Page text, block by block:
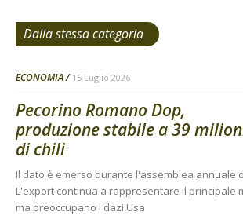
Dalla stessa categoria
ECONOMIA 15 Luglio 2026
Pecorino Romano Dop,
produzione stabile a 39
di chili
Il dato è emerso durante l'assemblea annuale
L'export continua a rappresentare il principale
ma preoccupano i dazi Usa